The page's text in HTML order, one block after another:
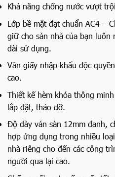
Khả năng chống nước vượt
Lớp bề mặt đạt chuẩn AC4 –
giữ cho sàn nhà của bạn luôn
dài sử dụng.
Vân giấy nhập khẩu độc
cao.
Thiết kế hèm khóa thông
lắp đặt, tháo dỡ.
Độ dày ván sàn 12mm đanh,
hợp ứng dụng trong nhiều
nhà riêng cho đến các công
người qua lại cao.